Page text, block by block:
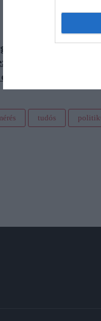
fizető szakma
leginkább az AI
a leglenézettebb
tudós